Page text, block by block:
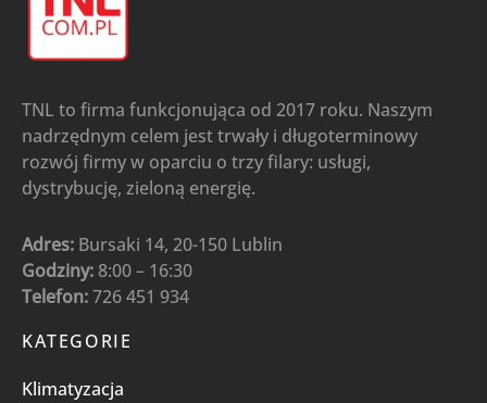
TNL to firma funkcjonująca od 2017 roku. Naszym
nadrzędnym celem jest trwały i długoterminowy
rozwój firmy w oparciu o trzy filary: usługi,
dystrybucję, zieloną energię.
Adres: Bursaki 14, 20-150 Lublin
Godziny: 8:00 – 16:30
Telefon:726 451 934
KATEGORIE
Klimatyzacja